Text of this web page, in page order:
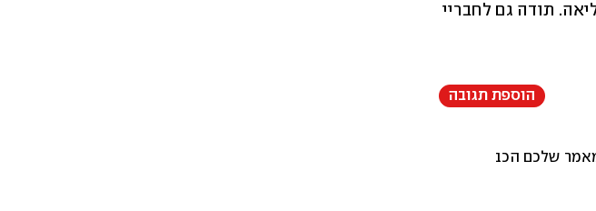
הוספת תגובה
שלכם הכברתם במילים ו...אין לי מושג באיזה חוק מדוברר ואם ראוי לבטלו. דרוש תרגום